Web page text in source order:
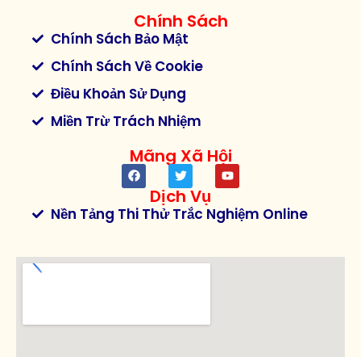
Chính Sách
Chính Sách Bảo Mật
Chính Sách Về Cookie
Điều Khoản Sử Dụng
Miền Trừ Trách Nhiệm
Mãng Xã Hội
Dịch Vụ
Nền Tảng Thi Thử Trắc Nghiệm Online